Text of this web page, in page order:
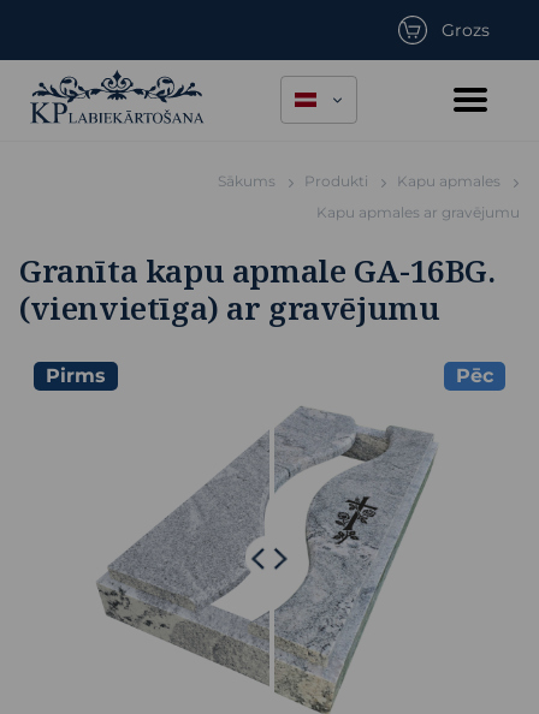
Grozs
Sākums Produkti
Kapu apmales
Kapu apmales ar gravējumu
Granīta kapu apmale GA-16BG.
(vienvietīga) ar gravējumu
Pirms Pēc